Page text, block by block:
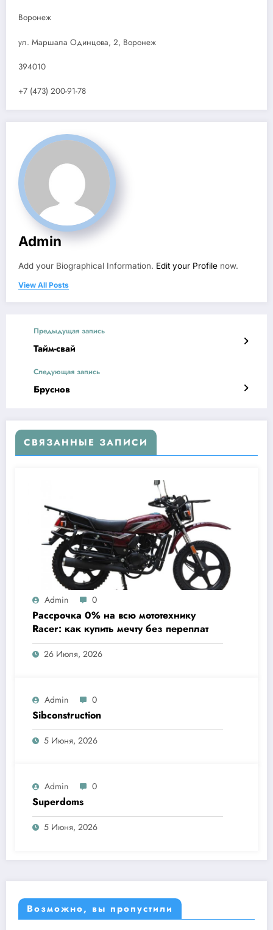
Воронеж
ул. Маршала Одинцова, 2, Воронеж
394010
+7 (473) 200-91-78
Admin
Add your Biographical Information. Edit your Profile now.
View All Posts
Предыдущая запись
Тайм-свай
Следующая запись
Бруснов
СВЯЗАННЫЕ ЗАПИСИ
Admin 0
Рассрочка 0% на всю мототехнику
Racer: как купить мечту без переплат
26 Июля, 2026
Admin 0
Sibconstruction
5 Июня, 2026
Admin 0
Superdoms
5 Июня, 2026
Возможно, вы пропустили